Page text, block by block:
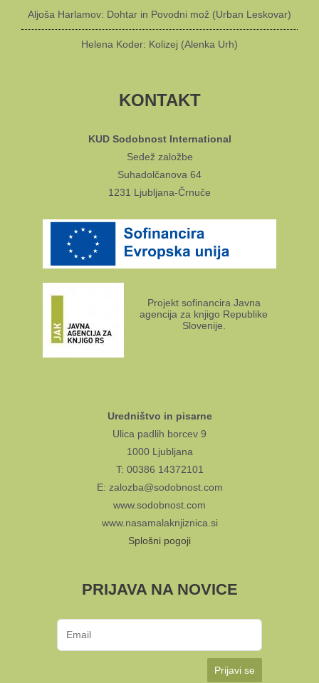
Aljoša Harlamov: Dohtar in Povodni mož (Urban Leskovar)
Helena Koder: Kolizej (Alenka Urh)
KONTAKT
KUD Sodobnost International
Sedež založbe
Suhadolčanova 64
1231 Ljubljana-Črnuče
Projekt sofinancira Javna
agencija za knjigo Republike
Slovenije.
Uredništvo in pisarne
Ulica padlih borcev 9
1000 Ljubljana
T: 00386 14372101
E: zalozba@sodobnost.com
www.sodobnost.com
www.nasamalaknjiznica.si
Splošni pogoji
PRIJAVA NA NOVICE
Prijavi se